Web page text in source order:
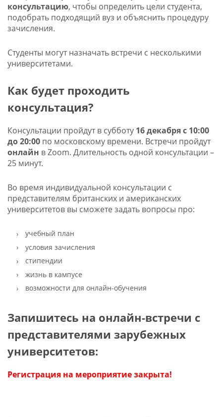
консультацию, чтобы определить цели студента,
подобрать подходящий вуз и объяснить процедуру
зачисления.
Студенты могут назначать встречи с несколькими
университетами.
Как будет проходить
консультация?
Консультации пройдут в субботу 16 декабря с 10:00
до 20:00по московскому времени. Встречи пройдут
онлайн в Zoom. Длительность одной консультации –
25 минут.
Во время индивидуальной консультации с
представителям британских и американских
университетов вы сможете задать вопросы про:
учебный план
условия зачисления
стипендии
жизнь в кампусе
возможности для онлайн-обучения
Запишитесь на онлайн-встречи с
представителями зарубежных
университетов:
Регистрация на мероприятие закрыта!